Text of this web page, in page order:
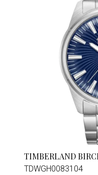
TIMBERLAND
TDWGH0083104